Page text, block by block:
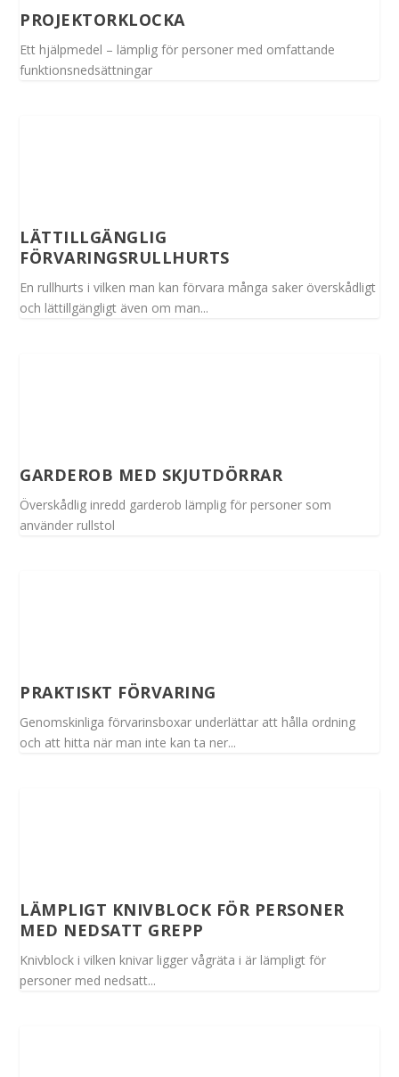
PROJEKTORKLOCKA
Ett hjälpmedel – lämplig för personer med omfattande
funktionsnedsättningar
LÄTTILLGÄNGLIG
FÖRVARINGSRULLHURTS
En rullhurts i vilken man kan förvara många saker överskådligt
och lättillgängligt även om man...
GARDEROB MED SKJUTDÖRRAR
Överskådlig inredd garderob lämplig för personer som
använder rullstol
PRAKTISKT FÖRVARING
Genomskinliga förvarinsboxar underlättar att hålla ordning
och att hitta när man inte kan ta ner...
LÄMPLIGT KNIVBLOCK FÖR PERSONER
MED NEDSATT GREPP
Knivblock i vilken knivar ligger vågräta i är lämpligt för
personer med nedsatt...